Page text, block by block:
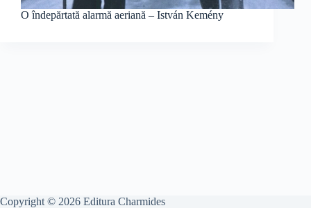
O îndepărtată alarmă aeriană – István Kemény
Copyright © 2026 Editura Charmides